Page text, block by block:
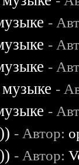
-
-
-
-
-
- Автор:
- Автор: